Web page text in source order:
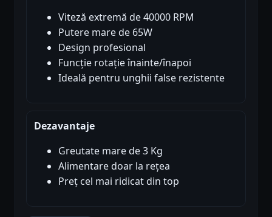
Viteză extremă de 40000 RPM
Putere mare de 65W
Design profesional
Funcție rotație înainte/înapoi
Ideală pentru unghii false rezistente
Dezavantaje
Greutate mare de 3 Kg
Alimentare doar la rețea
Preț cel mai ridicat din top